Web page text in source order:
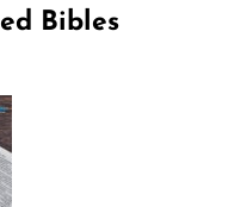
Bibles